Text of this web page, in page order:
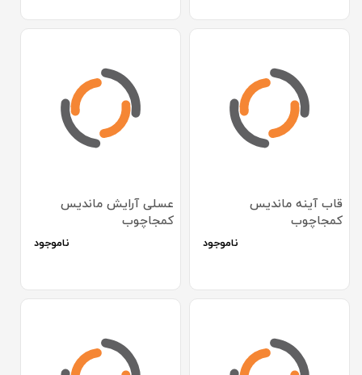
قاب آینه ماندیس
کمجاچوب
ناموجود
عسلی آرایش ماندیس
کمجاچوب
ناموجود